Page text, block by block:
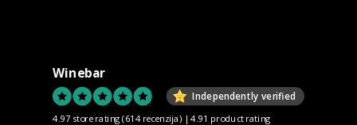
Winebar
Independently verified
4.97 store rating (614 recenzija) |4.91 product rating